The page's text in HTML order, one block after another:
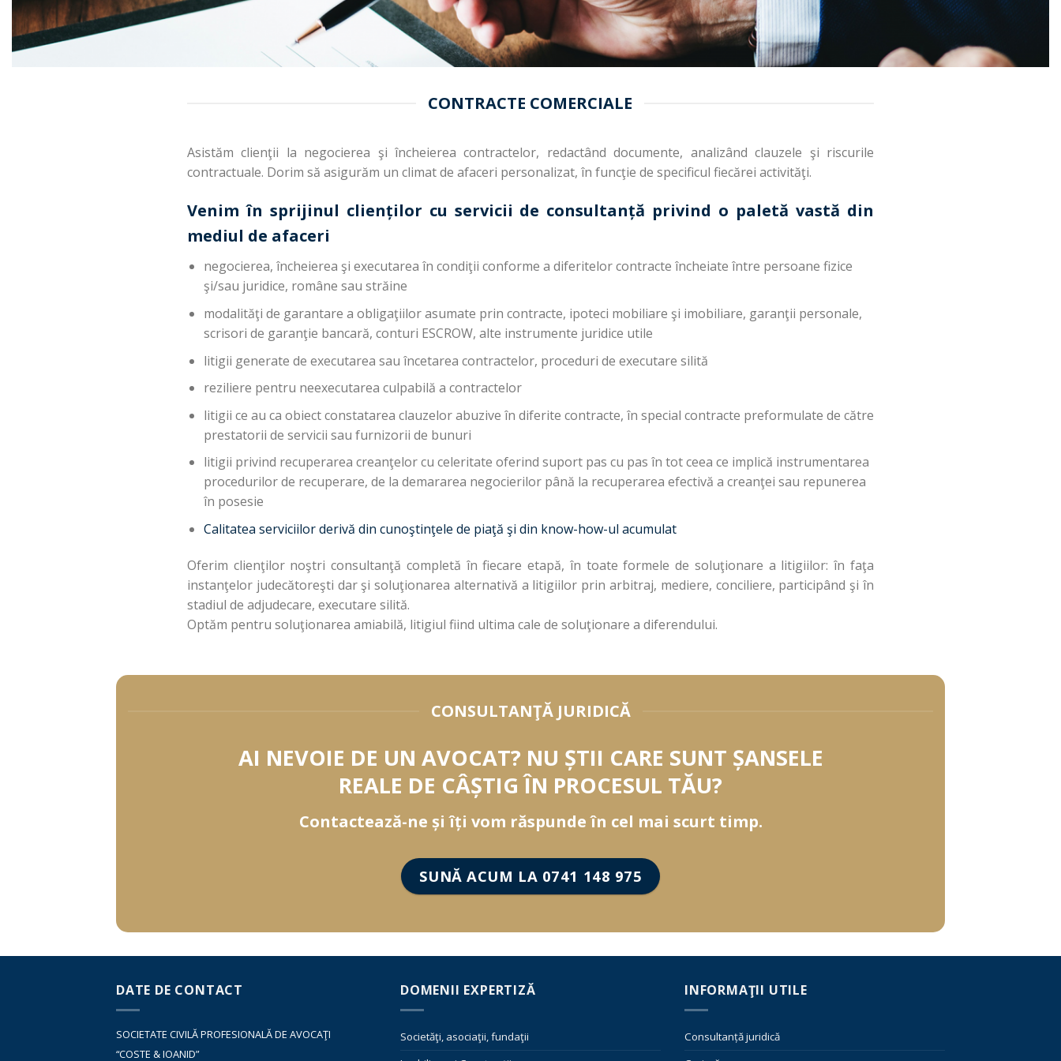
CONTRACTE COMERCIALE
Asistăm clienţii la negocierea şi încheierea contractelor, redactând documente, analizând clauzele şi riscurile
contractuale. Dorim să asigurăm un climat de afaceri personalizat, în funcţie de specificul fiecărei activităţi.
Venim în sprijinul clienților cu servicii de consultanță privind o paletă vastă din
mediul de afaceri
negocierea, încheierea şi executarea în condiţii conforme a diferitelor contracte încheiate între persoane fizice
şi/sau juridice, române sau străine
modalităţi de garantare a obligaţiilor asumate prin contracte, ipoteci mobiliare şi imobiliare, garanţii personale,
scrisori de garanţie bancară, conturi ESCROW, alte instrumente juridice utile
litigii generate de executarea sau încetarea contractelor, proceduri de executare silită
reziliere pentru neexecutarea culpabilă a contractelor
litigii ce au ca obiect constatarea clauzelor abuzive în diferite contracte, în special contracte preformulate de către
prestatorii de servicii sau furnizorii de bunuri
litigii privind recuperarea creanţelor cu celeritate oferind suport pas cu pas în tot ceea ce implică instrumentarea
procedurilor de recuperare, de la demararea negocierilor până la recuperarea efectivă a creanţei sau repunerea
în posesie
Calitatea serviciilor derivă din cunoştinţele de piaţă şi din know-how-ul acumulat
Oferim clienţilor noştri consultanţă completă în fiecare etapă, în toate formele de soluţionare a litigiilor: în faţa
instanţelor judecătoreşti dar şi soluţionarea alternativă a litigiilor prin arbitraj, mediere, conciliere, participând şi în
stadiul de adjudecare, executare silită.
Optăm pentru soluţionarea amiabilă, litigiul fiind ultima cale de soluţionare a diferendului.
CONSULTANŢĂ JURIDICĂ
AI NEVOIE DE UN AVOCAT? NU ȘTII CARE SUNT ȘANSELE
REALE DE CÂȘTIG ÎN PROCESUL TĂU?
Contactează-ne și îți vom răspunde în cel mai scurt timp.
SUNĂ ACUM LA 0741 148 975
DATE DE CONTACT
SOCIETATE CIVILĂ PROFESIONALĂ DE AVOCAŢI
“COSTE & IOANID”
DOMENII EXPERTIZĂ
Societăţi, asociaţii, fundaţii
INFORMAŢII UTILE
Consultanță juridică